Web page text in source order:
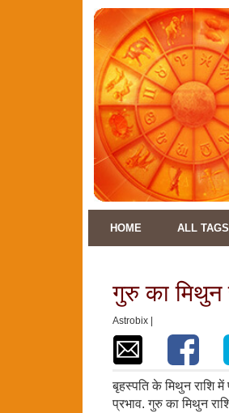
HOME ALL TAGS
गुरु का मिथुन
Astrobix |
बृहस्पति के मिथुन राशि में
प्रभाव. गुरु का मिथुन